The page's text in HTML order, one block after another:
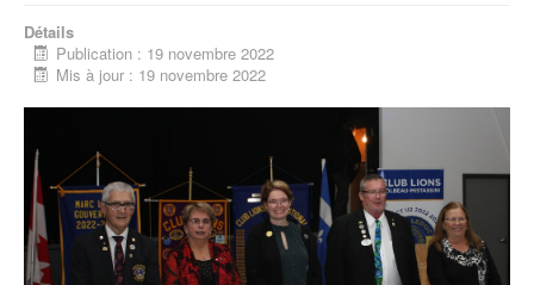
Détails
Publication : 19 novembre 2022
Mis à jour : 19 novembre 2022